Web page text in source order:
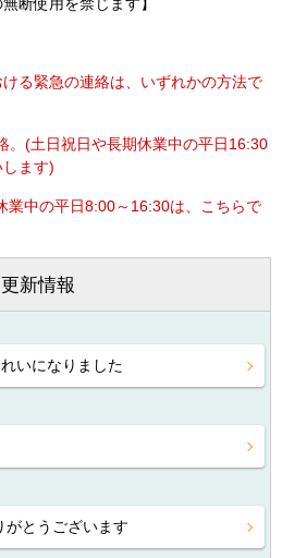
る緊急の連絡は、いずれかの方法で
。(土日祝日や長期休業中の平日16:30
ます)
中の平日8:00～16:30は、こちらで
更新情報
いになりました
とうございます